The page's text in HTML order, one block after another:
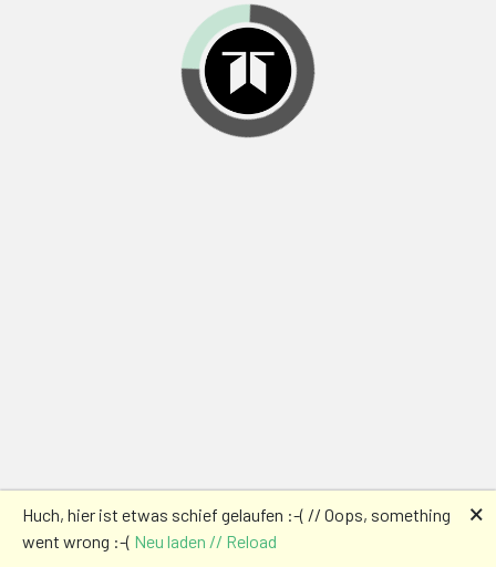
Huch, hier ist etwas schief gelaufen :-( // Oops, something
went wrong :-( Neu laden // Reload
🗙